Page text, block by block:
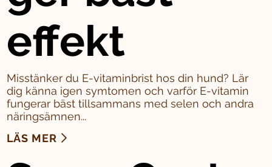
effekt
Misstänker du E-vitaminbrist hos din hund? Lär
dig känna igen symtomen och varför E-vitamin
fungerar bäst tillsammans med selen och andra
näringsämnen...
LÄS MER